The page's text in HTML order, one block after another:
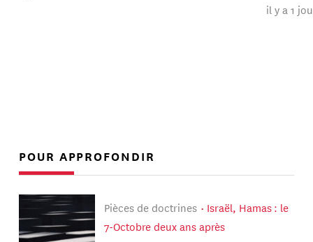
il y a 1
POUR APPROFONDIR
Pièces de doctrines
Israël, Hamas : le
7-Octobre deux ans après